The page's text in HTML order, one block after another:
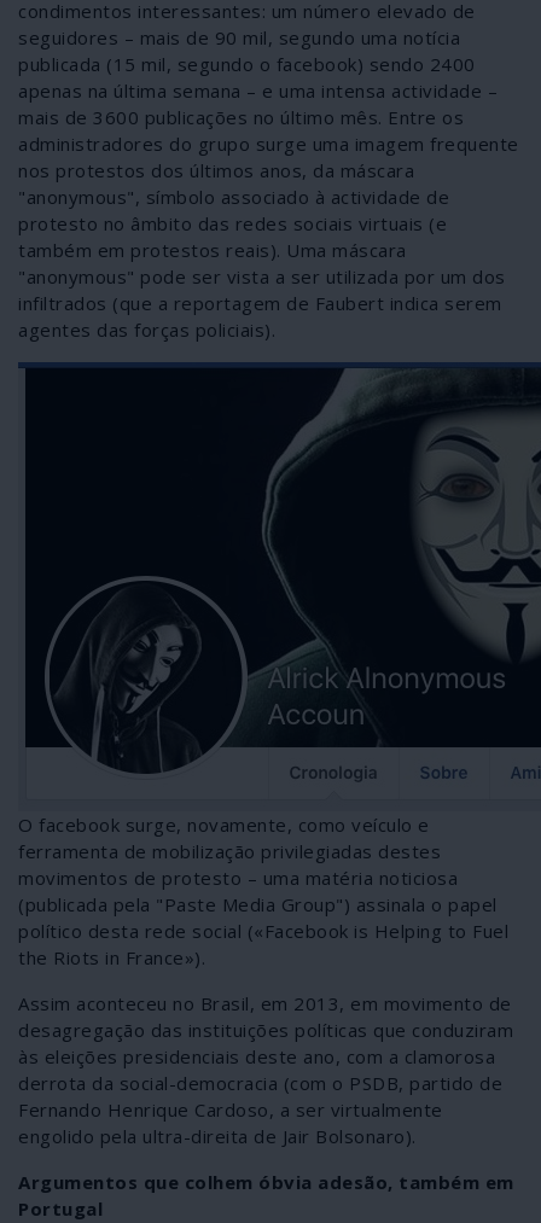
condimentos interessantes: um número elevado de
seguidores – mais de 90 mil, segundo uma notícia
publicada (15 mil, segundo o facebook) sendo 2400
apenas na última semana – e uma intensa actividade –
mais de 3600 publicações no último mês. Entre os
administradores do grupo surge uma imagem frequente
nos protestos dos últimos anos, da máscara
"anonymous", símbolo associado à actividade de
protesto no âmbito das redes sociais virtuais (e
também em protestos reais). Uma máscara
"anonymous" pode ser vista a ser utilizada por um dos
infiltrados (que a reportagem de Faubert indica serem
agentes das forças policiais).
O facebook surge, novamente, como veículo e
ferramenta de mobilização privilegiadas destes
movimentos de protesto – uma matéria noticiosa
(publicada pela "Paste Media Group") assinala o papel
político desta rede social («Facebook is Helping to Fuel
the Riots in France»).
Assim aconteceu no Brasil, em 2013, em movimento de
desagregação das instituições políticas que conduziram
às eleições presidenciais deste ano, com a clamorosa
derrota da social-democracia (com o PSDB, partido de
Fernando Henrique Cardoso, a ser virtualmente
engolido pela ultra-direita de Jair Bolsonaro).
Argumentos que colhem óbvia adesão, também em
Portugal